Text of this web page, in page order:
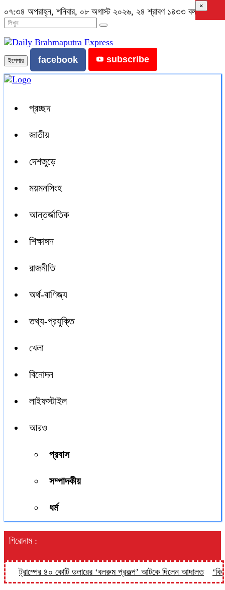
০৭:৩৪ অপরাহ্ন, শনিবার, ০৮ অগাস্ট ২০২৬, ২৪ শ্রাবণ ১৪৩৩ বঙ্গাব্দ
ইপেপার facebook subscribe
প্রচ্ছদ
জাতীয়
দেশজুড়ে
ময়মনসিংহ
আন্তর্জাতিক
শিক্ষাঙ্গন
রাজনীতি
অর্থ-বাণিজ্য
তথ্য-প্রযুক্তি
খেলা
বিনোদন
লাইফস্টাইল
আরও
প্রবাস
সম্পাদকীয়
ধর্ম
শিরোনাম :
ট্রাম্পের ৪০ কোটি ডলারের ‘বলরুম প্রকল্প’ আটকে দিলেন আদালত ‘কিসের
×